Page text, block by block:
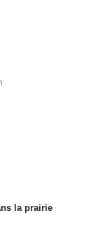
la prairie